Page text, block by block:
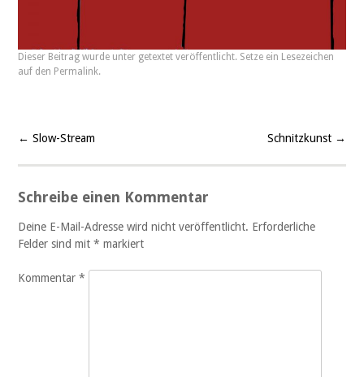
Dieser Beitrag wurde unter getextet veröffentlicht. Setze ein Lesezeichen
auf den Permalink.
Beitragsnavigation
← Slow-Stream Schnitzkunst →
Schreibe einen Kommentar
Deine E-Mail-Adresse wird nicht veröffentlicht. Erforderliche
Felder sind mit* markiert
Kommentar*